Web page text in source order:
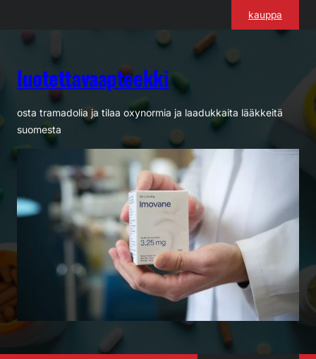
kauppa
luotettavaapteekki
osta tramadolia ja tilaa oxynormia ja laadukkaita lääkkeitä
suomesta